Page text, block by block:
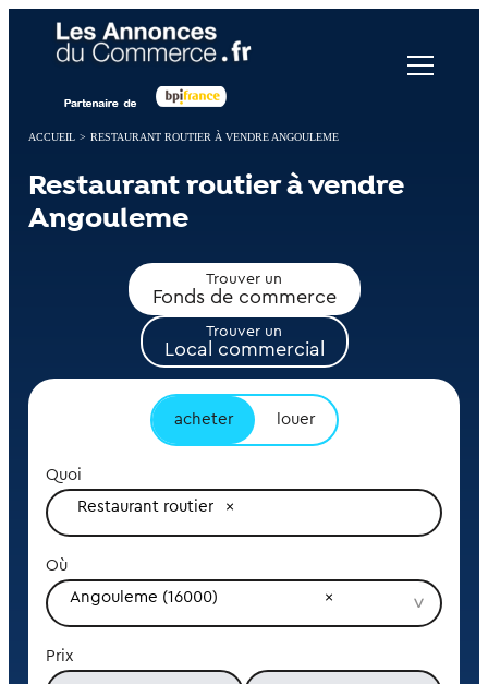
ACCUEIL > RESTAURANT ROUTIER À VENDRE ANGOULEME
Restaurant routier à vendre
Angouleme
Trouver un
Fonds de commerce
Trouver un
Local commercial
acheter louer
Quoi
Restaurant routier
Où
Angouleme (16000)
Prix
Panneau de gestion des cookies